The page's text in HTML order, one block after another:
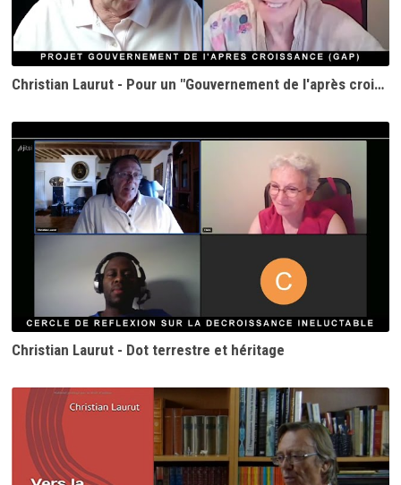
Christian Laurut - Pour un "Gouvernement de l'après croissance"
Christian Laurut - Dot terrestre et héritage